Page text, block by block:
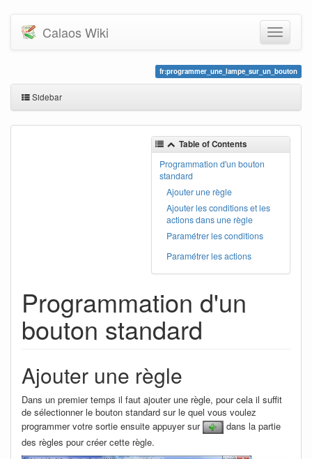
Calaos Wiki
fr:programmer_une_lampe_sur_un_bouton
Sidebar
Table of Contents
Programmation d'un bouton
standard
Ajouter une règle
Ajouter les conditions et les
actions dans une règle
Paramétrer les conditions
Paramétrer les actions
Programmation d'un
bouton standard
Ajouter une règle
Dans un premier temps il faut ajouter une règle, pour cela il suffit
de sélectionner le bouton standard sur le quel vous voulez
programmer votre sortie ensuite appuyer sur
dans la partie
des règles pour créer cette règle.